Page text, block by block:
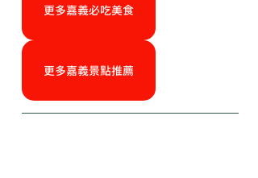
更多嘉義必吃美食
更多嘉義景點推薦